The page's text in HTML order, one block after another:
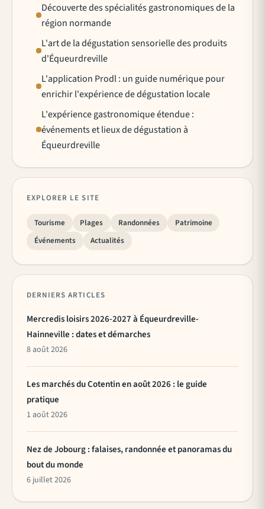
Découverte des spécialités gastronomiques de la
région normande
L'art de la dégustation sensorielle des produits
d'Équeurdreville
L'application Prodl : un guide numérique pour
enrichir l'expérience de dégustation locale
L'expérience gastronomique étendue :
événements et lieux de dégustation à
Équeurdreville
EXPLORER LE SITE
Tourisme Plages Randonnées
Patrimoine
Événements
Actualités
DERNIERS ARTICLES
Mercredis loisirs 2026-2027 à Équeurdreville-
Hainneville : dates et démarches
8 août 2026
Les marchés du Cotentin en août 2026 : le guide
pratique
1 août 2026
Nez de Jobourg : falaises, randonnée et panoramas du
bout du monde
6 juillet 2026